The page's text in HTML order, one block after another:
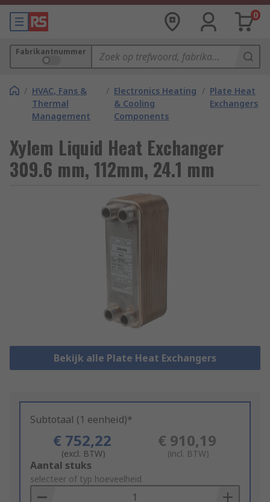
0
Fabrikantnummer
/ HVAC, Fans &
Thermal
Management
/ Electronics Heating
& Cooling
Components
/ Plate Heat
Exchangers
Xylem Liquid Heat Exchanger
309.6 mm, 112mm, 24.1 mm
Bekijk alle Plate Heat Exchangers
Subtotaal (1 eenheid)*
€ 752,22
(excl. BTW)
€ 910,19
(incl. BTW)
Add
to
Basket
Aantal stuks
selecteer of typ hoeveelheid